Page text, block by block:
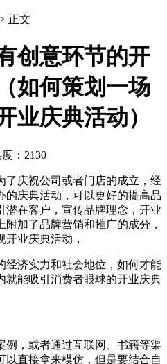
> 正文
创意环节的开
如何策划一场
业庆典活动）
度：2130
了庆祝公司或者门店的成立，经
的庆典活动，可以更好的提高品
潜在客户，宣传品牌理念，开业
加了品牌营销和推广的成分，
开业庆典活动，
经济实力和社会地位，如何才能
就能吸引消费者眼球的开业庆典
例，或者通过互联网、书籍等渠
以直接拿来模仿，但是要结合自